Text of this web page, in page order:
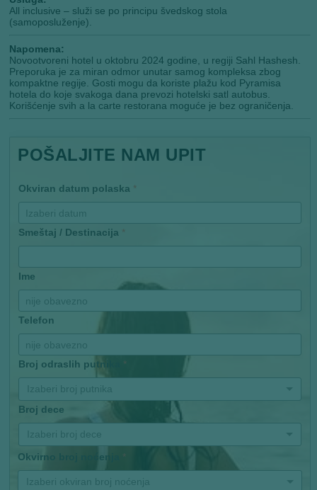
All inclusive – služi se po principu švedskog stola
(samoposluženje).
Napomena:
Novootvoreni hotel u oktobru 2024 godine, u regiji Sahl Hashesh.
Preporuka je za miran odmor unutar samog kompleksa zbog
kompaktne regije. Gosti mogu da koriste plažu kod Pyramisa
hotela do koje svakoga dana prevozi hotelski satl autobus.
Korišćenje svih a la carte restorana moguće je bez ograničenja.
POŠALJITE NAM UPIT
Okviran datum polaska *
Smeštaj / Destinacija *
Ime
Telefon
Broj odraslih putnika *
Izaberi broj putnika
Broj dece
Izaberi broj dece
Okvirno broj noćenja *
Izaberi okviran broj noćenja